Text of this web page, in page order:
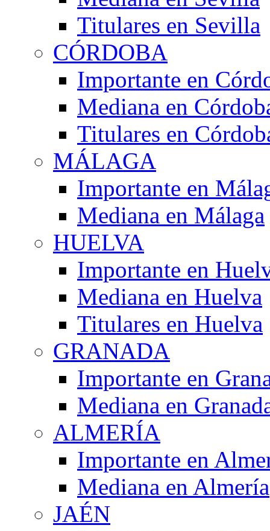
Titulares en Sevilla
CÓRDOBA
Importante en
Mediana en
Titulares en
MÁLAGA
Importante en
Mediana en Málaga
HUELVA
Importante en
Mediana en Huelva
Titulares en Huelva
GRANADA
Importante en
Mediana en
ALMERÍA
Importante en
Mediana en Almería
JAÉN